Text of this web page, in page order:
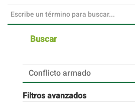
Buscar
Buscar
artículos
por
Filtros avanzados